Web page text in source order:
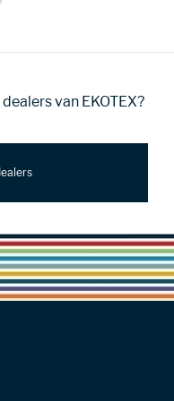
van EKOTEX?